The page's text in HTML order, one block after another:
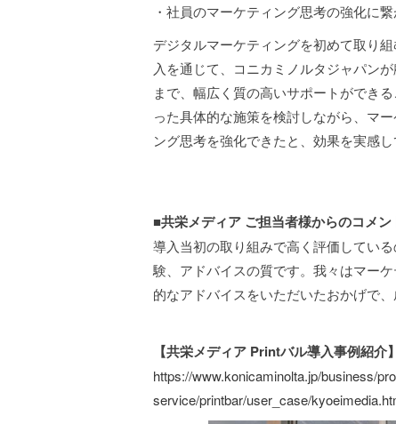
・社員のマーケティング思考の強化に
デジタルマーケティングを初めて取り
入を通じて、コニカミノルタジャパン
まで、幅広く質の高いサポートができ
った具体的な施策を検討しながら、マ
ング思考を強化できたと、効果を実感し
■共栄メディア ご担当者様からのコメン
導入当初の取り組みで高く評価してい
験、アドバイスの質です。我々はマー
的なアドバイスをいただいたおかげで
【共栄メディア Printバル導入事例紹介】
https://www.konicaminolta.jp/business/
service/printbar/user_case/